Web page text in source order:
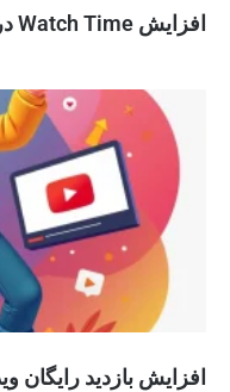
افزایش Watch Time در کمتر از یک ماه 🚀 + ویدیو
افزایش بازدید رایگان